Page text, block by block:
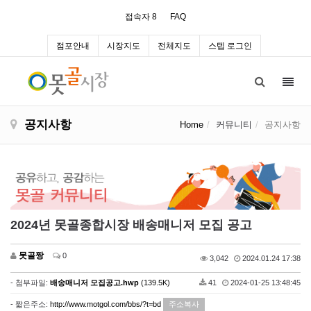
접속자 8 FAQ
점포안내 시장지도 전체지도 스텝 로그인
공지사항 Home 커뮤니티 공지사항
2024년 못골종합시장 배송매니저 모집 공고
못골짱 0 3,042 2024.01.24 17:38
- 첨부파일: 배송매니저 모집공고.hwp (139.5K) 41 2024-01-25 13:48:45
- 짧은주소: http://www.motgol.com/bbs/?t=bd 주소복사